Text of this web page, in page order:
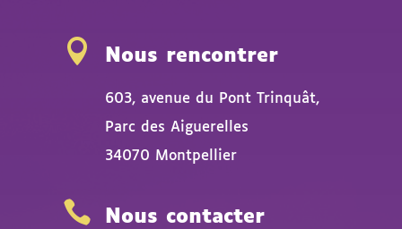
 Nous rencontrer
603, avenue du Pont Trinquât,
Parc des Aiguerelles
34070 Montpellier
 Nous contacter